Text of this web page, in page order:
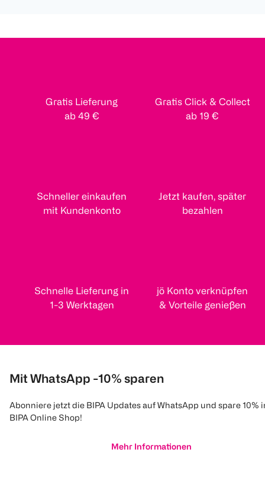
Gratis Lieferung
ab 49 €
Gratis Click & Collect
ab 19 €
Schneller einkaufen
mit Kundenkonto
Jetzt kaufen, später
bezahlen
Schnelle Lieferung in
1-3 Werktagen
jö Konto verknüpfen
& Vorteile genießen
Mit WhatsApp -10% sparen
Abonniere jetzt die BIPA Updates auf WhatsApp und spare 10%
BIPA Online Shop!
Mehr Informationen